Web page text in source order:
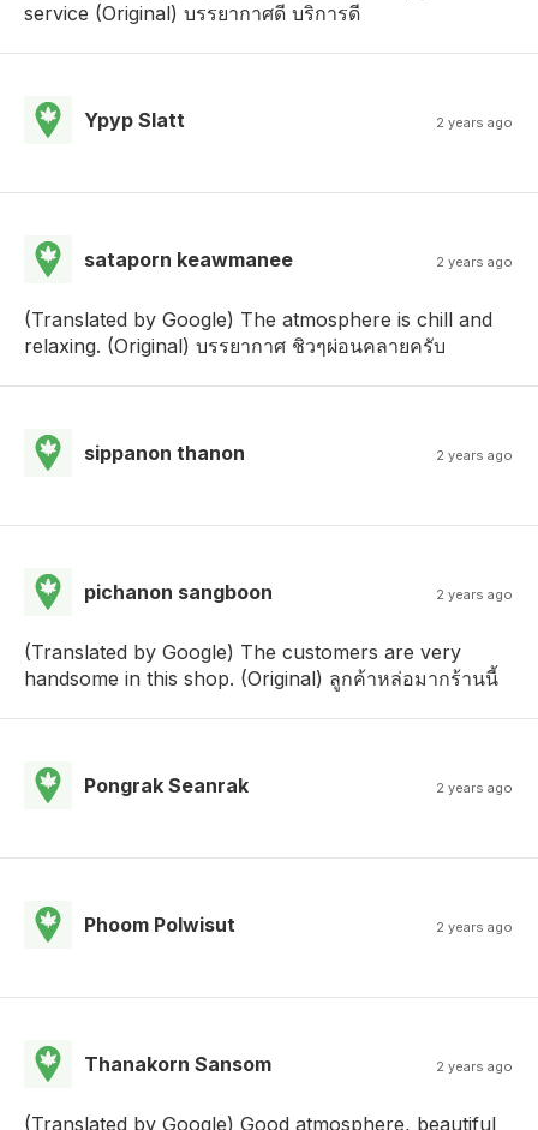
service (Original) บรรยากาศดี บริการดี
Ypyp Slatt 2 years ago
sataporn keawmanee 2 years ago
(Translated by Google) The atmosphere is chill and
relaxing. (Original) บรรยากาศ ชิวๆผ่อนคลายครับ
sippanon thanon 2 years ago
pichanon sangboon 2 years ago
(Translated by Google) The customers are very
handsome in this shop. (Original) ลูกค้าหล่อมากร้านนี้
Pongrak Seanrak 2 years ago
Phoom Polwisut 2 years ago
Thanakorn Sansom 2 years ago
(Translated by Google) Good atmosphere, beautiful